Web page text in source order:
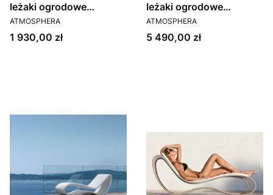
leżaki ogrodowe
Atmosphera kolekcja
Maxim
PRODUCENT
ATMOSPHERA
Cena
1 930,00 zł
leżaki ogrodowe
Atmosphera kolekcja
Wind
PRODUCENT
ATMOSPHERA
Cena
5 490,00 zł